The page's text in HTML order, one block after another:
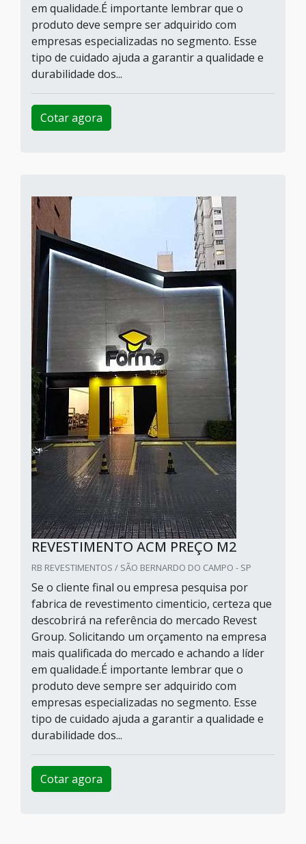
em qualidade.É importante lembrar que o
produto deve sempre ser adquirido com
empresas especializadas no segmento. Esse
tipo de cuidado ajuda a garantir a qualidade e
durabilidade dos...
Cotar agora
REVESTIMENTO ACM PREÇO M2
RB REVESTIMENTOS / SÃO BERNARDO DO CAMPO - SP
Se o cliente final ou empresa pesquisa por
fabrica de revestimento cimenticio, certeza que
descobrirá na referência do mercado Revest
Group. Solicitando um orçamento na empresa
mais qualificada do mercado e achando a líder
em qualidade.É importante lembrar que o
produto deve sempre ser adquirido com
empresas especializadas no segmento. Esse
tipo de cuidado ajuda a garantir a qualidade e
durabilidade dos...
Cotar agora